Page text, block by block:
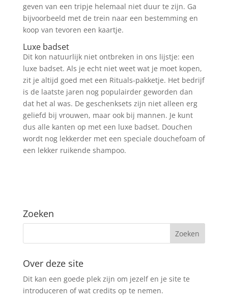
geven van een tripje helemaal niet duur te zijn. Ga
bijvoorbeeld met de trein naar een bestemming en
koop van tevoren een kaartje.
Luxe badset
Dit kon natuurlijk niet ontbreken in ons lijstje: een
luxe badset. Als je echt niet weet wat je moet kopen,
zit je altijd goed met een Rituals-pakketje. Het bedrijf
is de laatste jaren nog populairder geworden dan
dat het al was. De geschenksets zijn niet alleen erg
geliefd bij vrouwen, maar ook bij mannen. Je kunt
dus alle kanten op met een luxe badset. Douchen
wordt nog lekkerder met een speciale douchefoam of
een lekker ruikende shampoo.
Zoeken
Over deze site
Dit kan een goede plek zijn om jezelf en je site te
introduceren of wat credits op te nemen.